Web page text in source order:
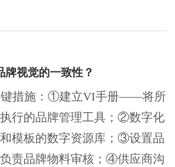
视觉的一致性？
键措施：①建立VI手册——将所
行的品牌管理工具；②数字化
模板的数字资源库；③设置品
责品牌物料审核；④供应商沟